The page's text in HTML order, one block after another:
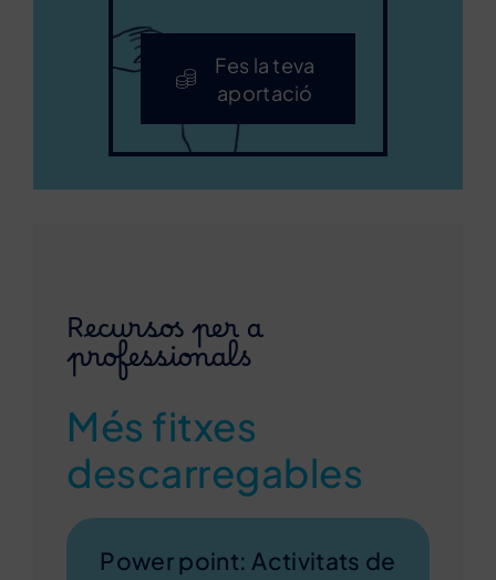
Fes la teva
aportació
Recursos per a
professionals
Més fitxes
descarregables
Power point: Activitats de